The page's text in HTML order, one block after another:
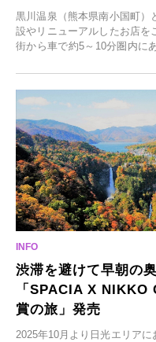
黒川温泉（熊本県南小国町）
設やリニューアルしたお店を
街から車で約5～10分圏内に
元食材にこだわったレストラ
泉の新たな楽しみとしてチェ
渋滞を避けて早朝の
「SPACIA X NIKKO
賞の旅」発売
2025年10月より日光エリアに